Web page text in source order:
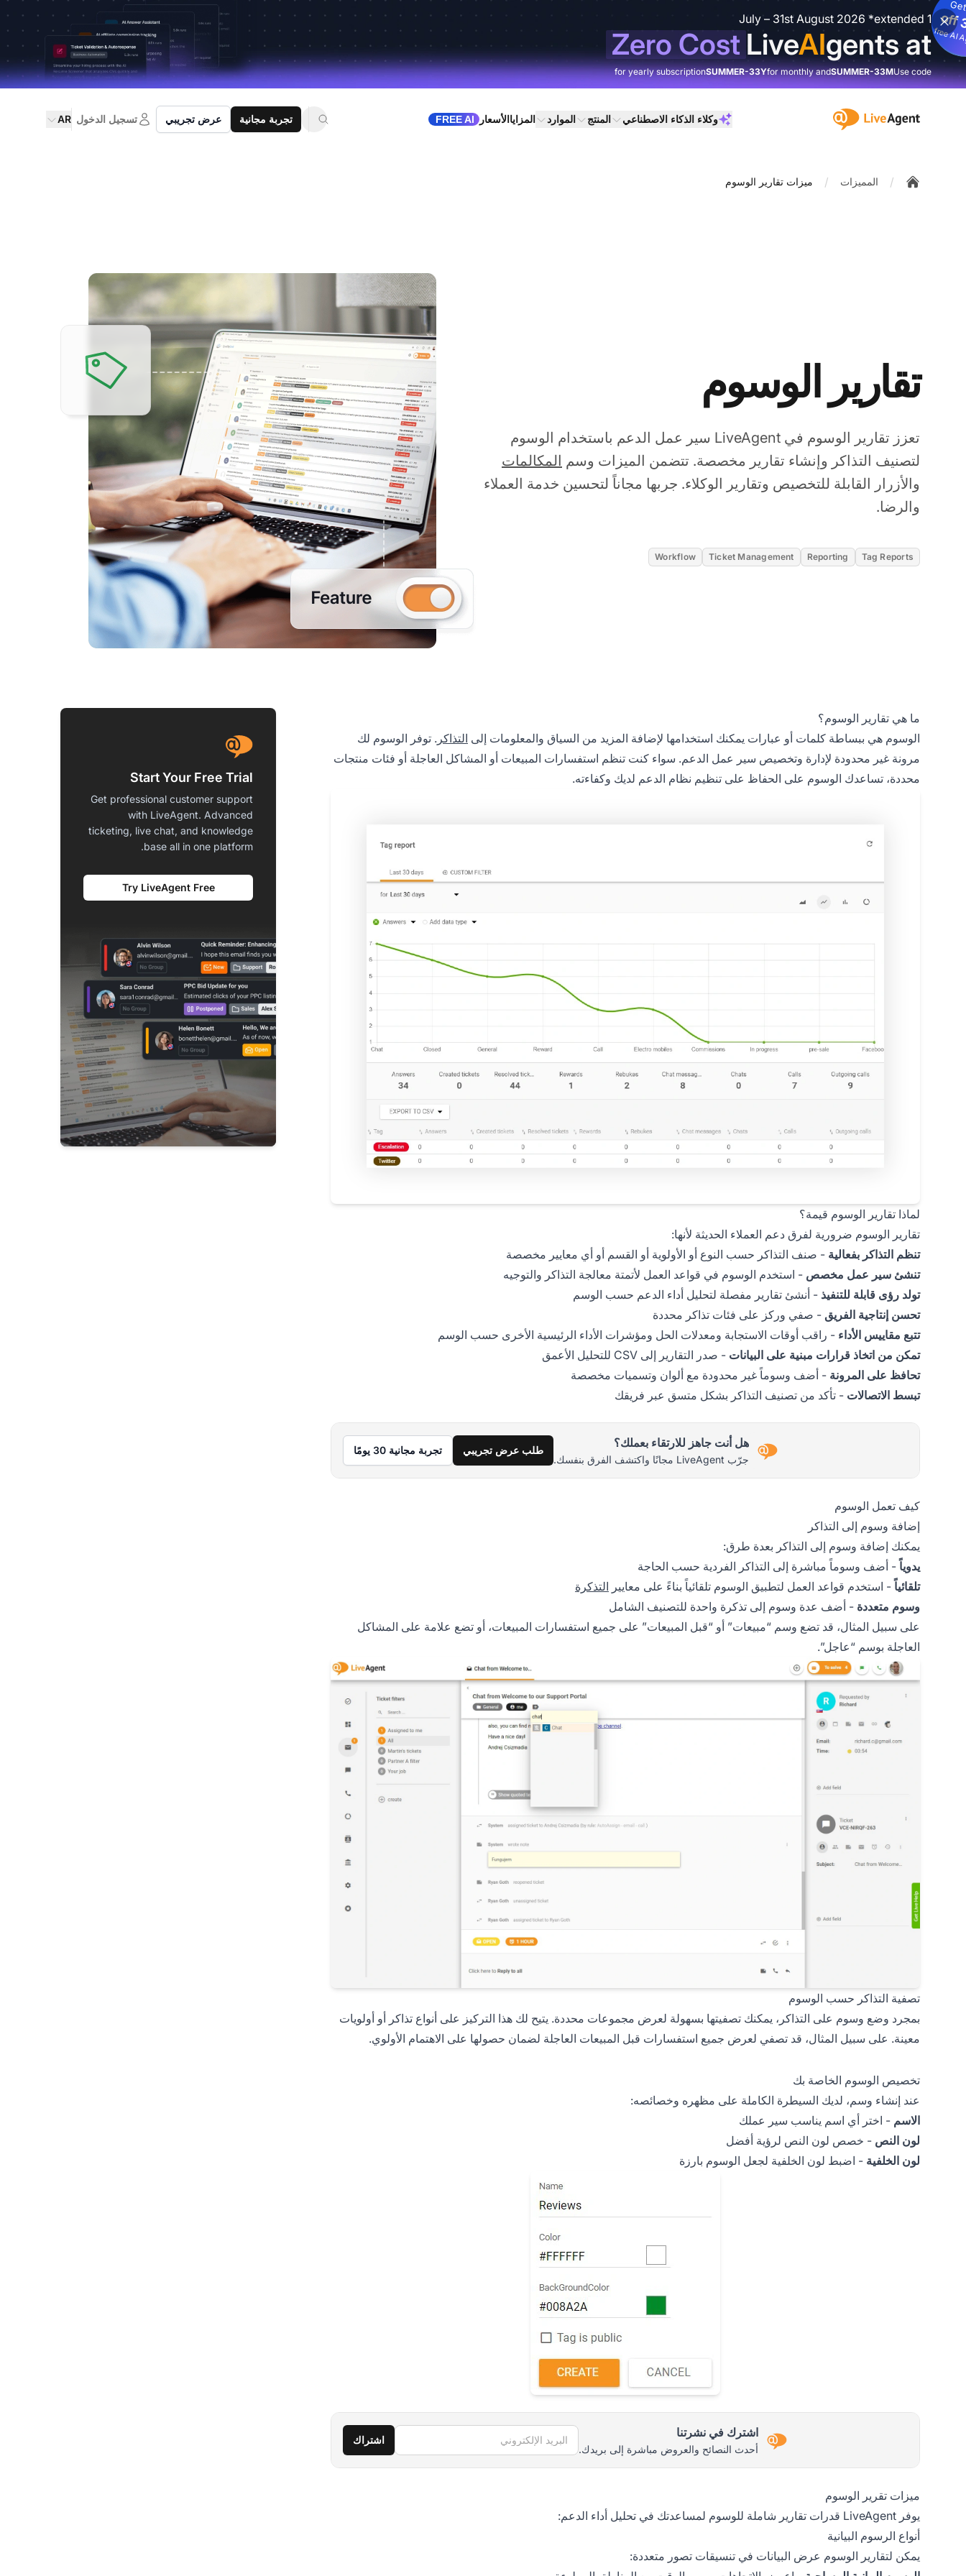
1 July – 31st August 2026 *extended
LiveAIgents at
Zero Cost
3
3
%
o
I
Use code
SUMMER-33M
for monthly and
SUMMER-33Y
for yearly subscription
:site.title وكلاء الذكاء الاصطناعي المنتج الموارد المزاياالأسعار FREE AI تجربة مجانية عرض تجريبي تسجيل الدخول AR
/ المميزات / ميزات تقارير الوسوم
تقارير الوسوم
تعزز تقارير الوسوم في LiveAgent سير عمل الدعم باستخدام الوسوم
لتصنيف التذاكر وإنشاء تقارير مخصصة. تتضمن الميزات وسم المكالمات
والأزرار القابلة للتخصيص وتقارير الوكلاء. جربها مجاناً لتحسين خدمة العملاء
والرضا.
Tag Reports
Reporting
Ticket Management
Workflow
ما هي تقارير الوسوم؟
الوسوم هي ببساطة كلمات أو عبارات يمكنك استخدامها لإضافة المزيد من السياق والمعلومات إلى التذاكر . توفر الوسوم لك
مرونة غير محدودة لإدارة وتخصيص سير عمل الدعم. سواء كنت تنظم استفسارات المبيعات أو المشاكل العاجلة أو فئات منتجات
محددة، تساعدك الوسوم على الحفاظ على تنظيم نظام الدعم لديك وكفاءته.
لماذا تقارير الوسوم قيمة؟
تقارير الوسوم ضرورية لفرق دعم العملاء الحديثة لأنها:
تنظم التذاكر بفعالية - صنف التذاكر حسب النوع أو الأولوية أو القسم أو أي معايير مخصصة
تنشئ سير عمل مخصص - استخدم الوسوم في قواعد العمل لأتمتة معالجة التذاكر والتوجيه
تولد رؤى قابلة للتنفيذ - أنشئ تقارير مفصلة لتحليل أداء الدعم حسب الوسم
تحسن إنتاجية الفريق - صفي وركز على فئات تذاكر محددة
تتبع مقاييس الأداء - راقب أوقات الاستجابة ومعدلات الحل ومؤشرات الأداء الرئيسية الأخرى حسب الوسم
تمكن من اتخاذ قرارات مبنية على البيانات - صدر التقارير إلى CSV للتحليل الأعمق
تحافظ على المرونة - أضف وسوماً غير محدودة مع ألوان وتسميات مخصصة
تبسط الاتصالات - تأكد من تصنيف التذاكر بشكل متسق عبر فريقك
هل أنت جاهز للارتقاء بعملك؟
جرّب LiveAgent مجانًا واكتشف الفرق بنفسك.
طلب عرض تجريبي تجربة مجانية 30 يومًا
كيف تعمل الوسوم
إضافة وسوم إلى التذاكر
يمكنك إضافة وسوم إلى التذاكر بعدة طرق:
يدوياً - أضف وسوماً مباشرة إلى التذاكر الفردية حسب الحاجة
تلقائياً - استخدم قواعد العمل لتطبيق الوسوم تلقائياً بناءً على معايير التذكرة
وسوم متعددة - أضف عدة وسوم إلى تذكرة واحدة للتصنيف الشامل
على سبيل المثال، قد تضع وسم “مبيعات” أو “قبل المبيعات” على جميع استفسارات المبيعات، أو تضع علامة على المشاكل
العاجلة بوسم “عاجل”.
تصفية التذاكر حسب الوسوم
بمجرد وضع وسوم على التذاكر، يمكنك تصفيتها بسهولة لعرض مجموعات محددة. يتيح لك هذا التركيز على أنواع تذاكر أو أولويات
معينة. على سبيل المثال، قد تصفي لعرض جميع استفسارات قبل المبيعات العاجلة لضمان حصولها على الاهتمام الأولوي.
تخصيص الوسوم الخاصة بك
عند إنشاء وسم، لديك السيطرة الكاملة على مظهره وخصائصه:
الاسم - اختر أي اسم يناسب سير عملك
لون النص - خصص لون النص لرؤية أفضل
لون الخلفية - اضبط لون الخلفية لجعل الوسوم بارزة
اشترك في نشرتنا
أحدث النصائح والعروض مباشرة إلى بريدك.
البريد الإلكتروني اشتراك
ميزات تقرير الوسوم
يوفر LiveAgent قدرات تقارير شاملة للوسوم لمساعدتك في تحليل أداء الدعم:
أنواع الرسوم البيانية
يمكن لتقارير الوسوم عرض البيانات في تنسيقات تصور متعددة:
Start Your Free Trial
Get professional customer support
with LiveAgent. Advanced
ticketing, live chat, and knowledge
base all in one platform.
Try LiveAgent Free